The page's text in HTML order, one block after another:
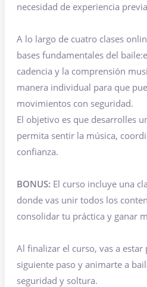
necesidad de experiencia
A lo largo de cuatro clases
bases fundamentales del
cadencia y la comprensión
manera individual para que
movimientos con seguridad.
El objetivo es que desarrolles
permita sentir la música,
confianza.
BONUS: El curso incluye una
donde vas unir todos los
consolidar tu práctica y ganar
Al finalizar el curso, vas a
siguiente paso y animarte a
seguridad y soltura.